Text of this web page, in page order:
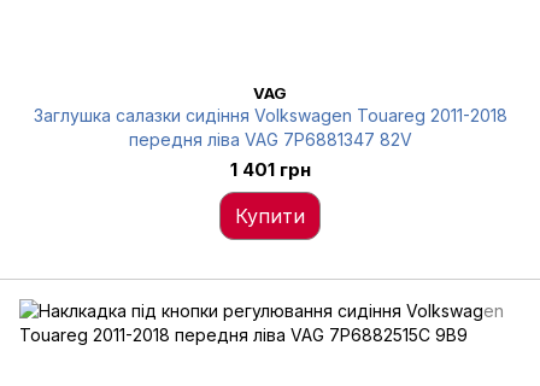
VAG
Заглушка салазки сидіння Volkswagen Touareg 2011-2018
передня ліва VAG 7P6881347 82V
1 401 грн
Купити